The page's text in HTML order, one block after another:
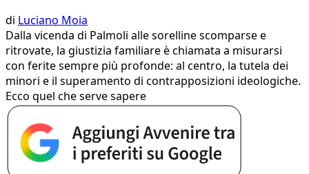
di Luciano Moia
Dalla vicenda di Palmoli alle sorelline scomparse e
ritrovate, la giustizia familiare è chiamata a misurarsi
con ferite sempre più profonde: al centro, la tutela dei
minori e il superamento di contrapposizioni ideologiche.
Ecco quel che serve sapere